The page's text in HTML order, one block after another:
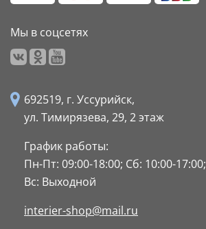
Мы в соцсетях
692519, г. Уссурийск,
ул. Тимирязева, 29, 2 этаж
График работы:
Пн-Пт: 09:00-18:00; Сб: 10:00-17:00;
Вс: Выходной
interier-shop@mail.ru